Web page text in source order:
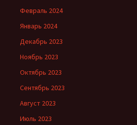
Февраль 2024
Январь 2024
Декабрь 2023
Ноябрь 2023
Октябрь 2023
Сентябрь 2023
Август 2023
Июль 2023